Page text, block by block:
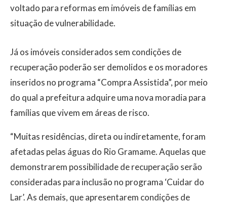
voltado para reformas em imóveis de famílias em
situação de vulnerabilidade.
Já os imóveis considerados sem condições de
recuperação poderão ser demolidos e os moradores
inseridos no programa “Compra Assistida”, por meio
do qual a prefeitura adquire uma nova moradia para
famílias que vivem em áreas de risco.
“Muitas residências, direta ou indiretamente, foram
afetadas pelas águas do Rio Gramame. Aquelas que
demonstrarem possibilidade de recuperação serão
consideradas para inclusão no programa ‘Cuidar do
Lar’. As demais, que apresentarem condições de